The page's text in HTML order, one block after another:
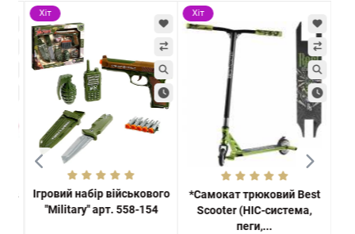
Хіт
Ігровий набір військового
"Military" арт. 558-154
Хіт
*Самокат трюковий Best
Scooter (HIC-система,
пеги,...